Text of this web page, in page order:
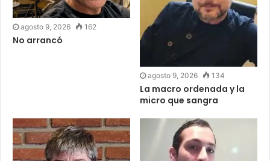
agosto 9, 2026 162
No arrancó
agosto 9, 2026 134
La macro ordenada y la
micro que sangra